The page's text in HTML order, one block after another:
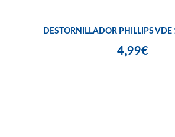
DESTORNILLADOR PHILLIPS
4,99€